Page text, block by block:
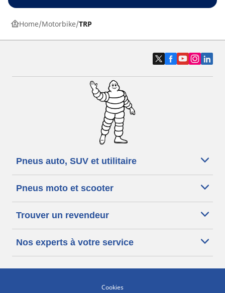
Home Motorbike TRP
Pneus auto, SUV et utilitaire
Pneus moto et scooter
Trouver un revendeur
Nos experts à votre service
Cookies